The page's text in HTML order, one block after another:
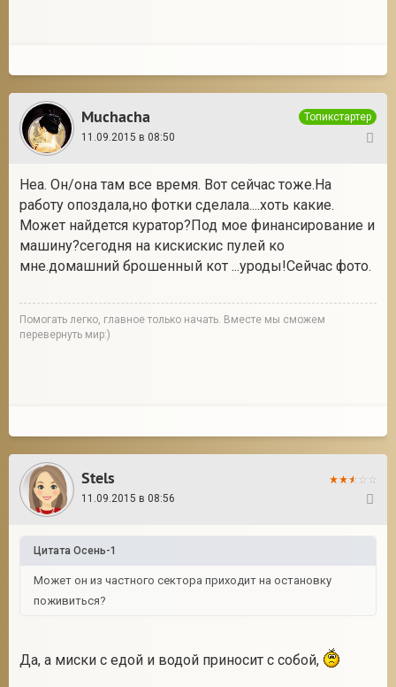
Muchacha
Топикстартер
11.09.2015 в 08:50
Неа. Он/она там все время. Вот сейчас тоже.На
работу опоздала,но фотки сделала....хоть какие.
Может найдется куратор?Под мое финансирование и
машину?сегодня на кискискис пулей ко
мне.домашний брошенный кот ...уроды!Сейчас фото.
Помогать легко, главное только начать. Вместе мы сможем
перевернуть мир:)
Stels
11.09.2015 в 08:56
Цитата Осень-1
Может он из частного сектора приходит на остановку
поживиться?
Да, а миски с едой и водой приносит с собой,